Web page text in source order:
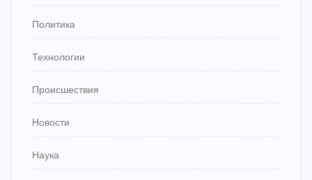
Политика
Технологии
Происшествия
Новости
Наука